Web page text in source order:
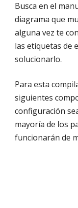
Busca en el
diagrama que
alguna vez te
las etiquetas de
solucionarlo.
Para esta
siguientes
configuración
mayoría de los
funcionarán de